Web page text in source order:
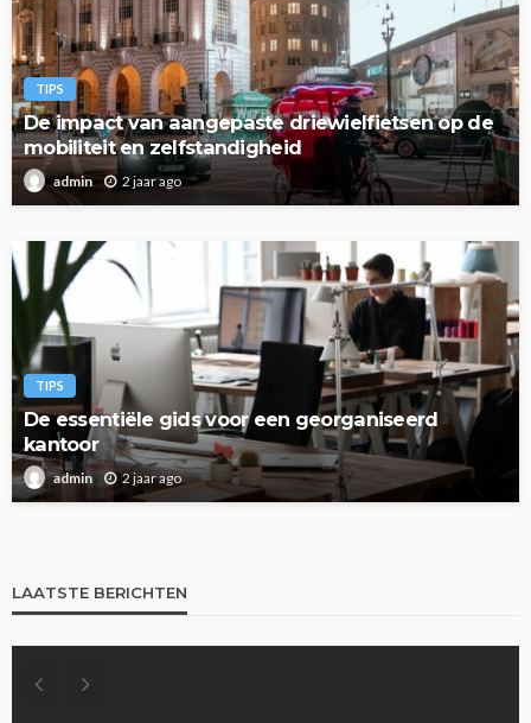
TIPS
De impact van aangepaste driewielfietsen op de
mobiliteit en zelfstandigheid
admin 2 jaar ago
TIPS
De essentiële gids voor een georganiseerd
kantoor
admin 2 jaar ago
LAATSTE BERICHTEN